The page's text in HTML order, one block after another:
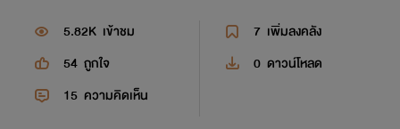
5.82K เข้าชม 7 เพิ่มลงคลัง
54 ถูกใจ 0 ดาวน์โหลด
15 ความคิดเห็น